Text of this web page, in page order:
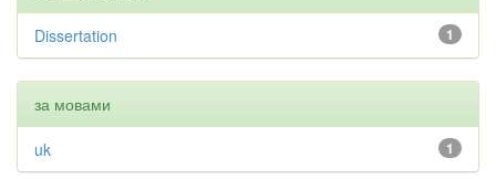
1
Dissertation
за мовами
1
uk